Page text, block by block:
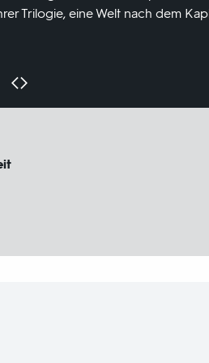
Trilogie, eine Welt nach dem